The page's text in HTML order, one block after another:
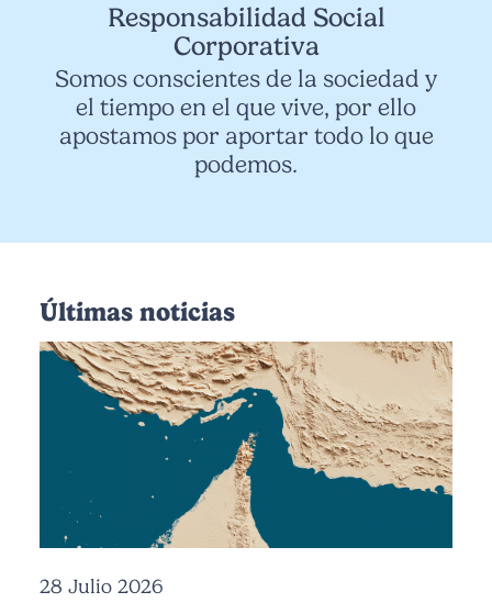
Responsabilidad Social
Corporativa
Somos conscientes de la sociedad y
el tiempo en el que vive, por ello
apostamos por aportar todo lo que
podemos.
Últimas noticias
28 Julio 2026